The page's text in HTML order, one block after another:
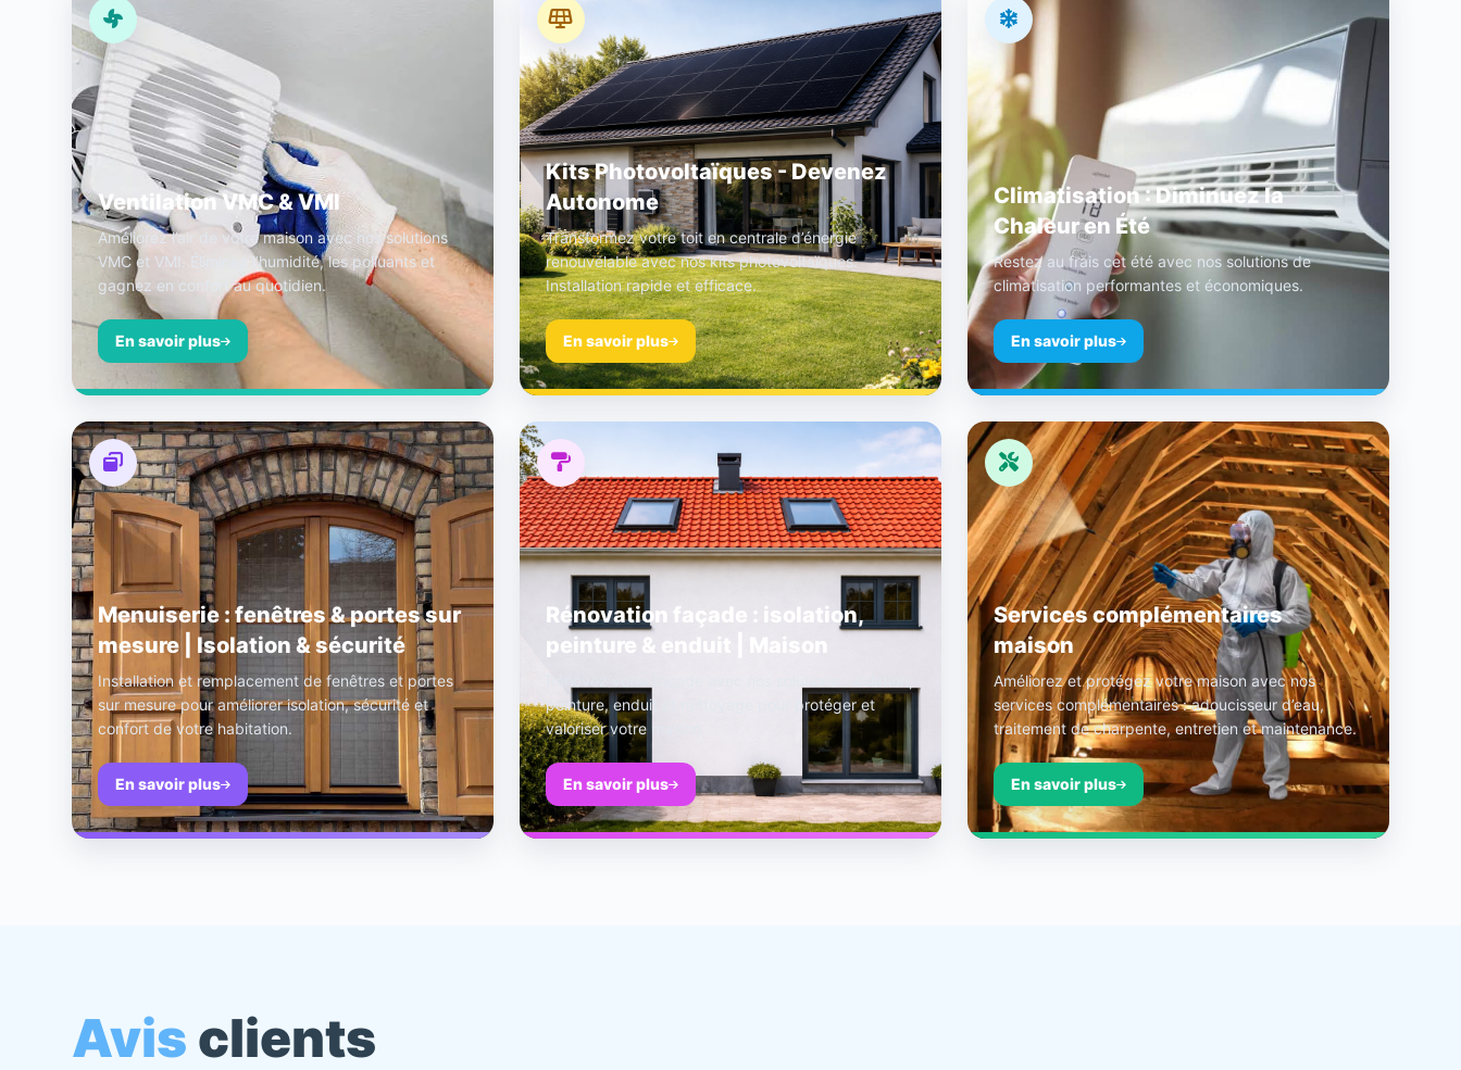
Ventilation VMC & VMI
Améliorez l’air de votre maison avec nos solutions
VMC et VMI. Éliminez l’humidité, les polluants et
gagnez en confort au quotidien.
En savoir plus
Kits Photovoltaïques - Devenez
Autonome
Transformez votre toit en centrale d’énergie
renouvelable avec nos kits photovoltaïques.
Installation rapide et efficace.
En savoir plus
Climatisation : Diminuez la
Chaleur en Été
Restez au frais cet été avec nos solutions de
climatisation performantes et économiques.
En savoir plus
Menuiserie : fenêtres & portes sur
mesure | Isolation & sécurité
Installation et remplacement de fenêtres et portes
sur mesure pour améliorer isolation, sécurité et
confort de votre habitation.
En savoir plus
Rénovation façade : isolation,
peinture & enduit | Maison
peinture, enduit et nettoyage pour protéger et
valoriser votre maison.
En savoir plus
Services complémentaires
maison
Améliorez et protégez votre maison avec nos
services complémentaires : adoucisseur d’eau,
traitement de charpente, entretien et maintenance.
En savoir plus
Avis clients